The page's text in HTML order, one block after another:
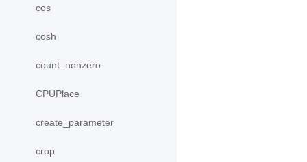
cos
cosh
count_nonzero
CPUPlace
create_parameter
crop